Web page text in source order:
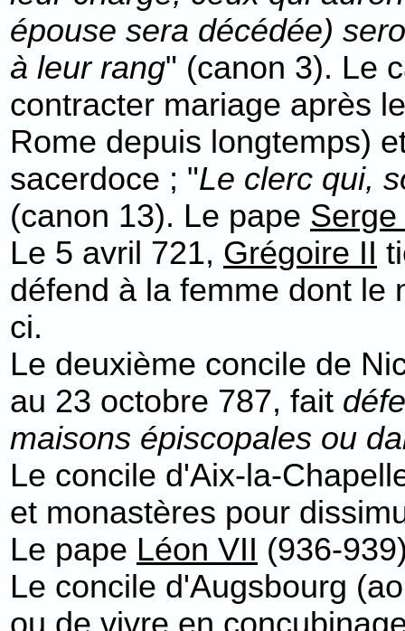
épouse sera décédée)
à leur rang" (canon 3). Le
contracter mariage après
Rome depuis longtemps)
sacerdoce ; "Le clerc qui,
(canon 13). Le pape Serge
Le 5 avril 721, Grégoire II
défend à la femme dont le
ci.
Le deuxième concile de
au 23 octobre 787, fait
maisons épiscopales ou
Le concile d'Aix-la-
et monastères pour
Le pape Léon VII (936-
Le concile d'Augsbourg
ou de vivre en